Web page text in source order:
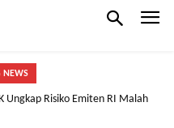
NEWS
Ungkap Risiko Emiten RI Malah